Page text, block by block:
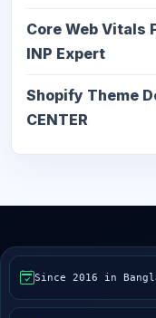
Core Web Vitals
INP Expert
Shopify Theme
CENTER
Since 2016 in